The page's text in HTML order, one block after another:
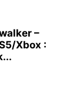
–
Xbox :